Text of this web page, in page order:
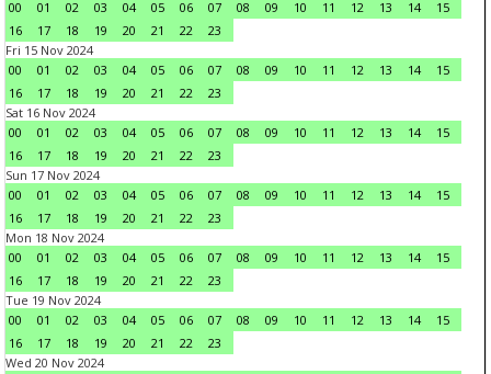
00
01 02 03 04 05 06 07 08 09 10 11 12 13 14
15
16
17 18 19 20 21 22
23
Fri 15 Nov 2024
00
01 02 03 04 05 06 07 08 09 10 11 12 13 14
15
16
17 18 19 20 21 22
23
Sat 16 Nov 2024
00
01 02 03 04 05 06 07 08 09 10 11 12 13 14
15
16
17 18 19 20 21 22
23
Sun 17 Nov 2024
00
01 02 03 04 05 06 07 08 09 10 11 12 13 14
15
16
17 18 19 20 21 22
23
Mon 18 Nov 2024
00
01 02 03 04 05 06 07 08 09 10 11 12 13 14
15
16
17 18 19 20 21 22
23
Tue 19 Nov 2024
00
01 02 03 04 05 06 07 08 09 10 11 12 13 14
15
16
17 18 19 20 21 22
23
Wed 20 Nov 2024